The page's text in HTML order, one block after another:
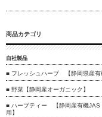
商品カテゴリ
自社製品
■ フレッシュハーブ 【静岡県産有
■ 野菜【静岡産オーガニック】
■ ハーブティー 【静岡産有機JAS
用】